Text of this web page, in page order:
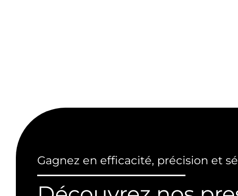
Gagnez en efficacité, précision et